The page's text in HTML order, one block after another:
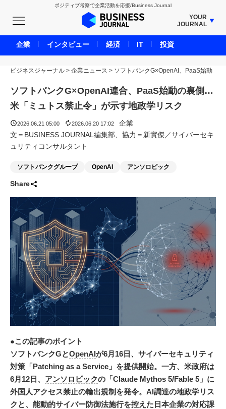
ポジティブ考察で企業活動を応援/Business Journal
YOUR
JOURNAL
BUSINESS JOURNAL
UNICORN JOURNAL
CARBON CREDITS JOURNAL
IVS JOURNAL
ENERGY MANAGEMENT JOURNAL
LIFE ENDING JOURNAL
AI JOURNAL
REAL ESTATE BROKERAGE JOURNAL
ADOPTABLE DOG JOURNAL
ビジネスジャーナル > 企業ニュース > ソフトバンクG×OpenAI、PaaS始動
ソフトバンクG×OpenAI連合、PaaS始動の裏側…
米「ミュトス禁止令」が示す地政学リスク
2026.06.21 05:00 2026.06.20 17:02
企業
文＝BUSINESS JOURNAL編集部、協力＝新實傑／サイバーセキ
ュリティコンサルタント
ソフトバンクグループ OpenAI アンソロピック
Share
●この記事のポイント
ソフトバンクGとOpenAIが6月16日、サイバーセキュリティ
対策「Patching as a Service」を提供開始。一方、米政府は
6月12日、 アンソロピックの「Claude Mythos 5/Fable 5」に
外国人アクセス禁止の輸出規制を発令。AI調達の地政学リス
クと、能動的サイバー防御法施行を控えた日本企業の対応課
企業 インタビュー 経済 IT 投資